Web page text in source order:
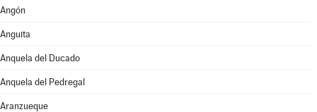
Angón
Anguita
Anquela del Ducado
Anquela del Pedregal
Aranzueque